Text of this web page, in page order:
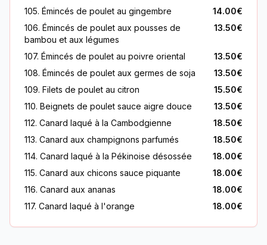
105. Émincés de poulet au gingembre
14.00€
106. Émincés de poulet aux pousses de
bambou et aux légumes
13.50€
107. Émincés de poulet au poivre oriental
13.50€
108. Émincés de poulet aux germes de soja
13.50€
109. Filets de poulet au citron
15.50€
110. Beignets de poulet sauce aigre douce
13.50€
112. Canard laqué à la Cambodgienne
18.50€
113. Canard aux champignons parfumés
18.50€
114. Canard laqué à la Pékinoise désossée
18.00€
115. Canard aux chicons sauce piquante
18.00€
116. Canard aux ananas
18.00€
117. Canard laqué à l'orange
18.00€